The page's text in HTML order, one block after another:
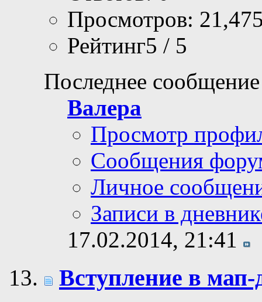
Просмотров:
Рейтинг5 / 5
Последнее
Валера
Просмотр
Сообщения
Личное
Записи в
17.02.2014, 21:41
Вступление в